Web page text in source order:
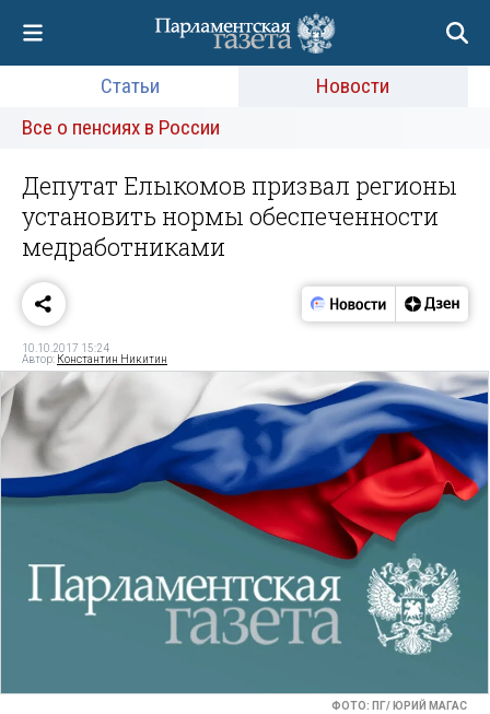
Статьи
Новости
Все о пенсиях в России
Депутат Елыкомов призвал регионы
установить нормы обеспеченности
медработниками
10.10.2017 15:24
Автор: Константин Никитин
ФОТО: ПГ/ ЮРИЙ МАГАС